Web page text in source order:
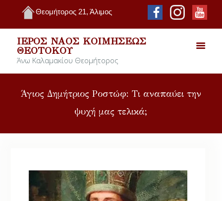
Θεομήτορος 21, Άλιμος
ΙΕΡΌΣ ΝΑΌΣ ΚΟΙΜΉΣΕΩΣ
ΘΕΟΤΌΚΟΥ
Άνω Καλαμακίου Θεομήτορος
Άγιος Δημήτριος Ροστώφ: Τι αναπαύει την
ψυχή μας τελικά;